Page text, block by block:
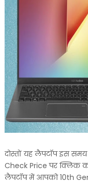
दोस्तों यह लैपटॉप इस
Check Price पर क्लिक
लैपटॉप में आपको 10th